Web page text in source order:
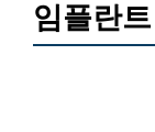
임플란